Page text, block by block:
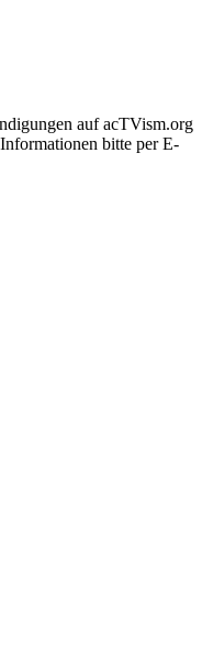
auf acTVism.org
bitte per E-